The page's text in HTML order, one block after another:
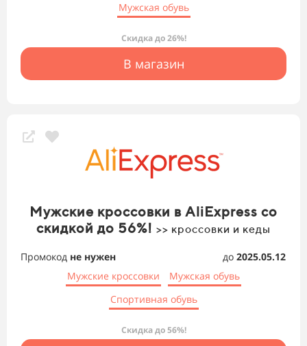
Мужская обувь
Скидка до 26%!
В магазин
Мужские кроссовки в AliExpress со
скидкой до 56%! >> кроссовки и кеды
Промокод не нужен до 2025.05.12
Мужские кроссовки
Мужская обувь
Спортивная обувь
Скидка до 56%!